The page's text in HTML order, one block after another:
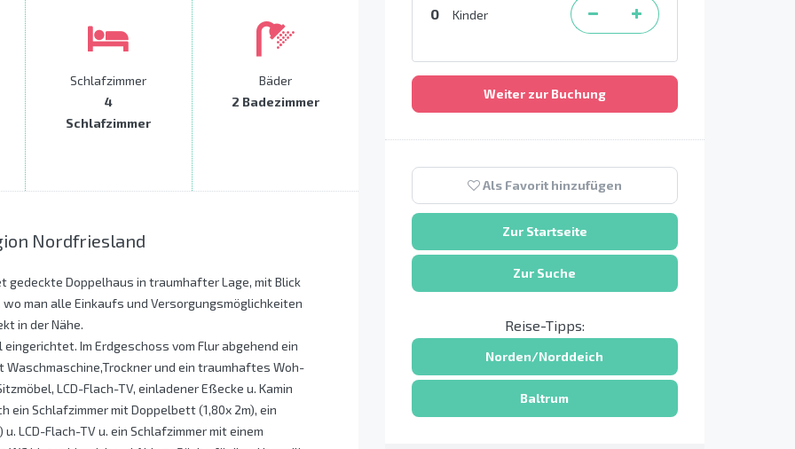
Schlafzimmer
4
Schlafzimmer
Bäder
2 Badezimmer
Nordfriesland
gedeckte Doppelhaus in traumhafter Lage, mit Blick
man alle Einkaufs und Versorgungsmöglichkeiten
in der Nähe.
Im Erdgeschoss vom Flur abgehend ein
und ein traumhaftes Woh-
LCD-Flach-TV, einladener Eßecke u. Kamin
ein Schlafzimmer mit Doppelbett (1,80x 2m), ein
LCD-Flach-TV u. ein Schlafzimmer mit einem
0 Kinder
Weiter zur Buchung
Als Favorit hinzufügen
Zur Startseite
Zur Suche
Reise-Tipps:
Norden/Norddeich
Baltrum